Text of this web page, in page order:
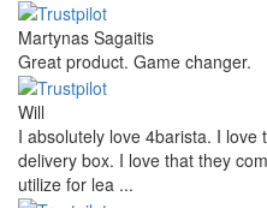
Martynas Sagaitis
Great product. Game changer.
Will
I absolutely love 4barista. I
delivery box. I love that they
utilize for lea ...